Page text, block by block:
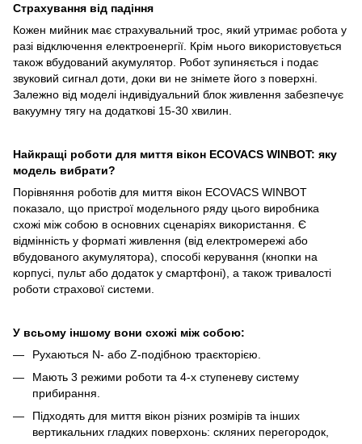
Страхування від падіння
Кожен мийник має страхувальний трос, який утримає робота у
разі відключення електроенергії. Крім нього використовується
також вбудований акумулятор. Робот зупиняється і подає
звуковий сигнал доти, доки ви не знімете його з поверхні.
Залежно від моделі індивідуальний блок живлення забезпечує
вакуумну тягу на додаткові 15-30 хвилин.
Найкращі роботи для миття вікон ECOVACS WINBOT: яку
модель вибрати?
Порівняння роботів для миття вікон ECOVACS WINBOT
показало, що пристрої модельного ряду цього виробника
схожі між собою в основних сценаріях використання. Є
відмінність у форматі живлення (від електромережі або
вбудованого акумулятора), способі керування (кнопки на
корпусі, пульт або додаток у смартфоні), а також тривалості
роботи страхової системи.
У всьому іншому вони схожі між собою:
Рухаються N- або Z-подібною траєкторією.
Мають 3 режими роботи та 4-х ступеневу систему
прибирання.
Підходять для миття вікон різних розмірів та інших
вертикальних гладких поверхонь: скляних перегородок,